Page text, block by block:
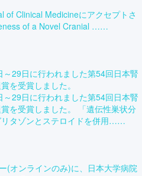
of Clinical Medicineにアクセプトさ
of a Novel Cranial ……
29日に行われました第54回日本腎
を受賞しました。
29日に行われました第54回日本腎
を受賞しました。 「遺伝性巣状分
タゾンとステロイドを併用……
(オンラインのみ)に、日本大学病院